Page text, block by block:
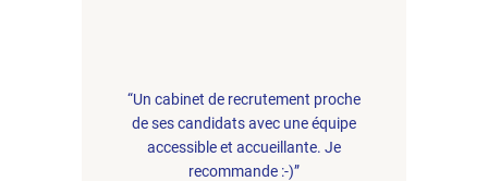
“Un cabinet de recrutement proche
de ses candidats avec une équipe
accessible et accueillante. Je
recommande :-)”